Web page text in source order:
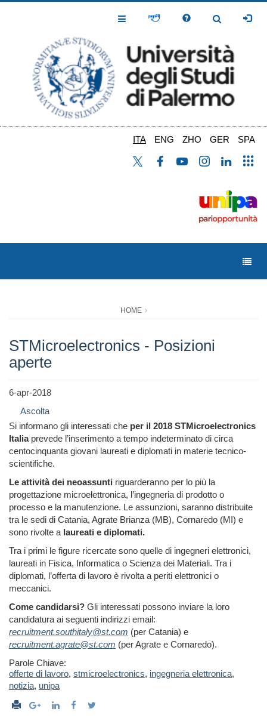
Toggle
Toggle
ITA ENG ZHO GER SPA
HOME
STMicroelectronics - Posizioni
aperte
6-apr-2018
Ascolta
Si informano gli interessati che per il 2018 STMicroelectronics
Italia prevede l’inserimento a tempo indeterminato di circa
centocinquanta giovani laureati e diplomati in materie tecnico-
scientifiche.
Le attività dei neoassunti riguarderanno per lo più la
progettazione microelettronica, l’ingegneria di prodotto o
processo e la manutenzione. Le assunzioni, saranno distribuite
tra le sedi di Catania, Agrate Brianza (MB), Cornaredo (MI) e
sono rivolte a laureati e diplomati.
Tra i primi le figure ricercate sono quelle di ingegneri elettronici,
laureati in Fisica, Informatica o Scienza dei Materiali. Tra i
diplomati, l’offerta di lavoro è rivolta a periti elettronici o
meccanici.
Come candidarsi? Gli interessati possono inviare la loro
candidatura ai seguenti indirizzi email:
recruitment.southitaly@st.com (per Catania) e
recruitment.agrate@st.com (per Agrate e Cornaredo).
Parole Chiave:
offerte di lavoro, stmicroelectronics, ingegneria elettronica,
notizia, unipa